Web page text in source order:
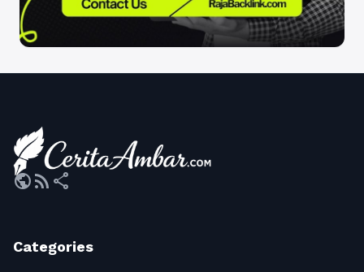
publicrss_feed share
Categories